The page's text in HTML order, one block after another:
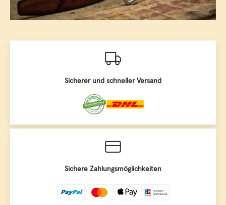
Sicherer und schneller Versand
Sichere Zahlungsmöglichkeiten